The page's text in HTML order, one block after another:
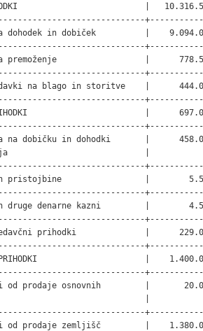
|
dohodek in dobiček          |
premoženje                  |
na blago in storitve    |
PRIHODKI                        |
na dobičku in dohodki       |
|
in pristojbine                 |
druge denarne kazni         |
prihodki              |
PRIHODKI                      |
od prodaje osnovnih         |
|
od prodaje zemljišč         |